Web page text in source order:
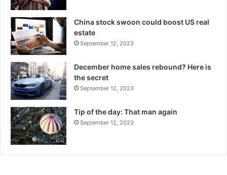
China stock swoon could boost US real
estate
September 12, 2023
December home sales rebound? Here is
the secret
September 12, 2023
Tip of the day: That man again
September 12, 2023